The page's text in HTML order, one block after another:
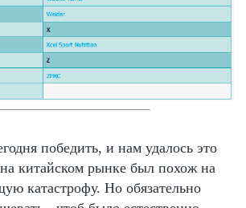
победить, и нам удалось это
китайском рынке был похож на
катастрофу. Но обязательно